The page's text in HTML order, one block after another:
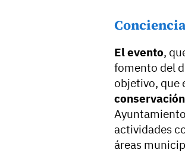
El evento,
fomento del
objetivo, que
actividades
áreas